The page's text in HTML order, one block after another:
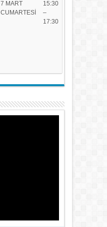
7 MART
CUMARTESİ
15:30
–
17:30